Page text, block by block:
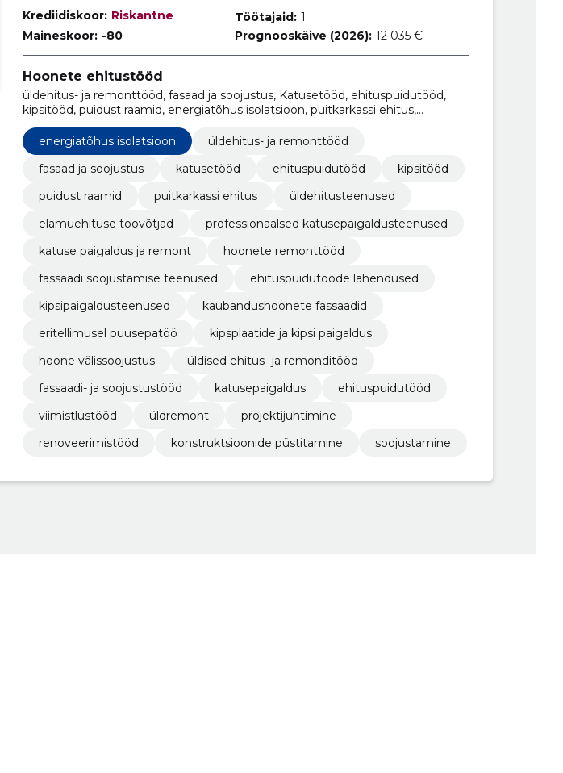
Krediidiskoor: Riskantne
Maineskoor: -80
Töötajaid: 1
Prognooskäive (2026): 12 035 €
Hoonete ehitustööd
üldehitus- ja remonttööd, fasaad ja soojustus, Katusetööd, ehituspuidutööd,
kipsitööd, puidust raamid, energiatõhus isolatsioon, puitkarkassi ehitus,
üldehitusteenused, elamuehituse töövõtjad
energiatõhus isolatsioon
üldehitus- ja remonttööd
fasaad ja soojustus
katusetööd ehituspuidutööd
kipsitööd
puidust raamid
puitkarkassi ehitus
üldehitusteenused
elamuehituse töövõtjad
professionaalsed katusepaigaldusteenused
katuse paigaldus ja remont
hoonete remonttööd
fassaadi soojustamise teenused
ehituspuidutööde lahendused
kipsipaigaldusteenused
kaubandushoonete fassaadid
eritellimusel puusepatöö
kipsplaatide ja kipsi paigaldus
hoone välissoojustus
üldised ehitus- ja remonditööd
fassaadi- ja soojustustööd
katusepaigaldus
ehituspuidutööd
viimistlustööd
üldremont
projektijuhtimine
renoveerimistööd
konstruktsioonide püstitamine soojustamine